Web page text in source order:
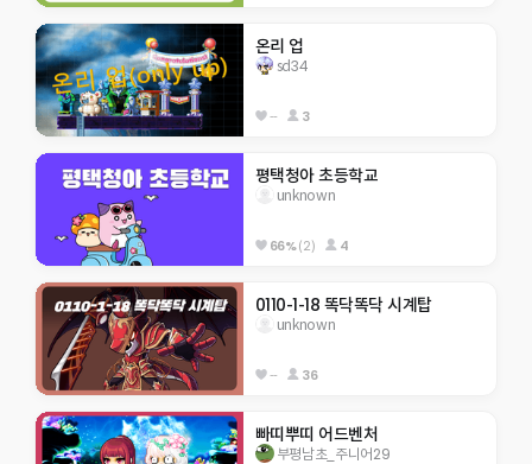
온리 업
sd34
-- 3
평택청아 초등학교
unknown
66%(2) 4
0110-1-18 똑닥똑닥 시계탑
unknown
-- 36
빠띠뿌띠 어드벤처
부평남초_주니어29